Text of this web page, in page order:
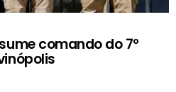
comando do 7º